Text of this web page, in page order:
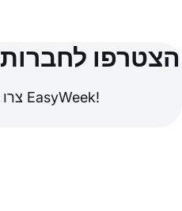
הצטרפו
צרו את סיפור ההצלחה שלכם עם EasyWeek!